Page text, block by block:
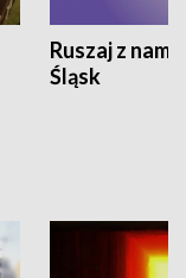
Ruszaj z
Śląsk